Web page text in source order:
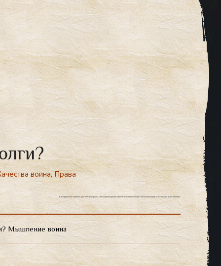
воина,Права
Как правильно отдавать долги? Как строить своё мировоззрение или магическое сознание? Мышление воина. Каста воина. Каста воинов.
Мышление воина